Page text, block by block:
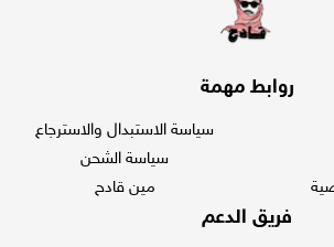
روابط مهمة
سياسة الاستبدال والاسترجاع
سياسة الشحن
مين قادح
فريق الدعم